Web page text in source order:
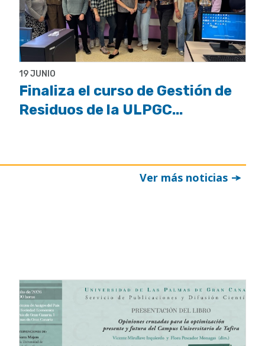
19 JUNIO
Finaliza el curso de Gestión de
Residuos de la ULPGC...
Ver más noticias